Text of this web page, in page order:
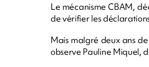
Le mécanisme CBAM,
de vérifier les
Mais malgré deux ans
observe Pauline Miquel,